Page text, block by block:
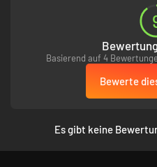
Um
zu
auf
link.
der
Basierend auf 4
Bewerte
Es gibt keine